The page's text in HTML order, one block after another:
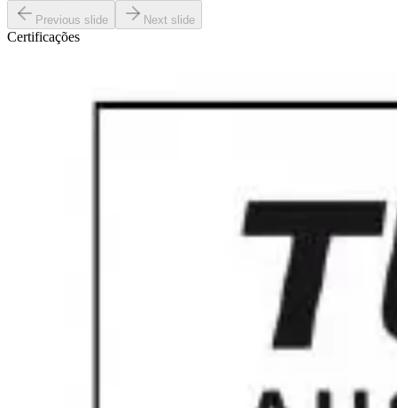
Previous slide Next slide
Certificações